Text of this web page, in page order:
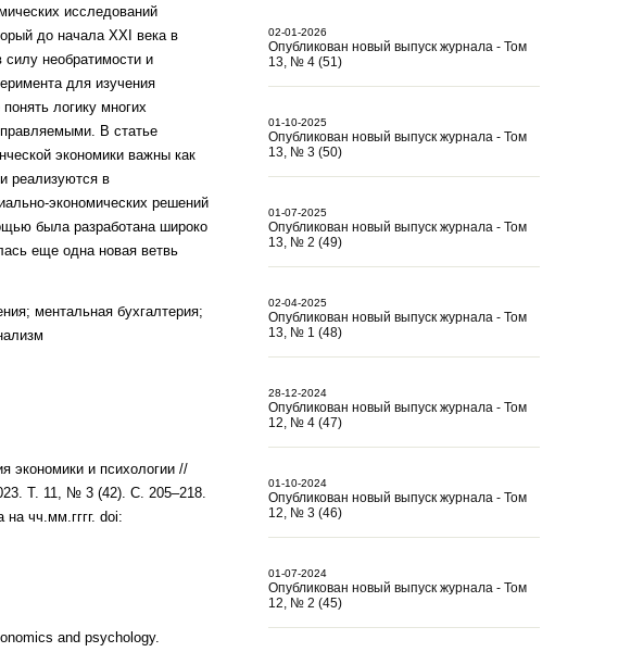
исследований
до начала ХХI века в
необратимости и
для изучения
логику многих
В статье
экономики важны как
реализуются в
экономических решений
была разработана широко
еще одна новая ветвь
ментальная бухгалтерия;
экономики и психологии //
Т. 11, № 3 (42). С. 205–218.
чч.мм.гггг. doi:
and psychology.
02-01-2026
Опубликован новый выпуск журнала - Том
13, № 4 (51)
01-10-2025
Опубликован новый выпуск журнала - Том
13, № 3 (50)
01-07-2025
Опубликован новый выпуск журнала - Том
13, № 2 (49)
02-04-2025
Опубликован новый выпуск журнала - Том
13, № 1 (48)
28-12-2024
Опубликован новый выпуск журнала - Том
12, № 4 (47)
01-10-2024
Опубликован новый выпуск журнала - Том
12, № 3 (46)
01-07-2024
Опубликован новый выпуск журнала - Том
12, № 2 (45)